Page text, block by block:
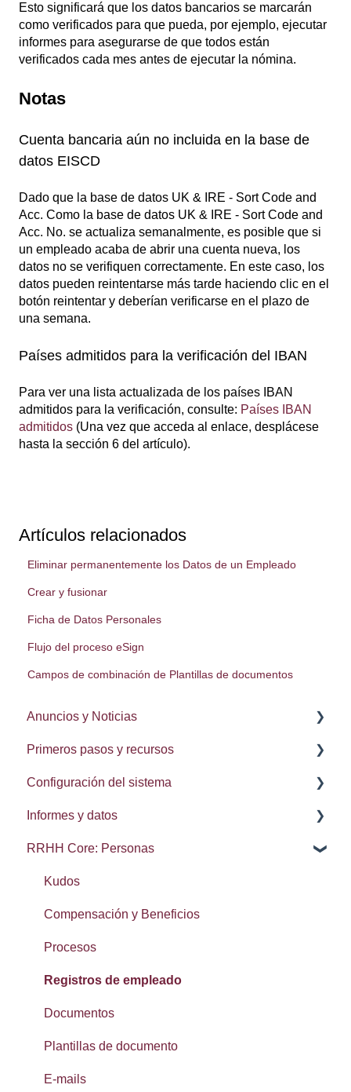
Esto significará que los datos bancarios se marcarán
como verificados para que pueda, por ejemplo, ejecutar
informes para asegurarse de que todos están
verificados cada mes antes de ejecutar la nómina.
Notas
Cuenta bancaria aún no incluida en la base de
datos EISCD
Dado que la base de datos UK & IRE - Sort Code and
Acc. Como la base de datos UK & IRE - Sort Code and
Acc. No. se actualiza semanalmente, es posible que si
un empleado acaba de abrir una cuenta nueva, los
datos no se verifiquen correctamente. En este caso, los
datos pueden reintentarse más tarde haciendo clic en el
botón reintentar y deberían verificarse en el plazo de
una semana.
Países admitidos para la verificación del IBAN
Para ver una lista actualizada de los países IBAN
admitidos para la verificación, consulte: Países IBAN
admitidos (Una vez que acceda al enlace, desplácese
hasta la sección 6 del artículo).
Artículos relacionados
Eliminar permanentemente los Datos de un Empleado
Crear y fusionar
Ficha de Datos Personales
Flujo del proceso eSign
Campos de combinación de Plantillas de documentos
Anuncios y Noticias
Notas de la lanzamiento
Primeros pasos y recursos
Procesos
Delegación de procesos
Configuración de usuario
Navegación
Calendarios
Lista de contactos
Reseñas
SMS
Widgets: panel de inicio
Primeros Pasos: Configuración
Configuración del sistema
Administración del sistema
Integraciones: Webhooks
Informes y datos
Brecha salarial de género
Búsqueda, conjuntos y elementos recientes
Exportación de datos
RRHH Core: Personas
Kudos
Compensación y Beneficios
Procesos
Registros de empleado
Documentos
Plantillas de documento
E-mails